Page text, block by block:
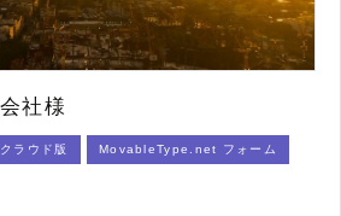
社様
ラウド版 MovableType.net フォーム